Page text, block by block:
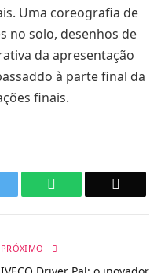
Uma coreografia de
no solo, desenhos de
da apresentação
à parte final da
finais.
WhatsApp
PRÓXIMO